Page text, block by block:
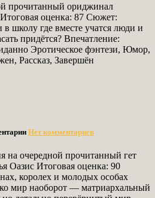
прочитанный ориджинал
оценка: 87 Сюжет:
школу где вместе учатся люди и
придётся? Впечатление:
Эротическое фэнтези, Юмор,
Рассказ, Завершён
Нет комментариев
на очередной прочитанный гет
Оазис Итоговая оценка: 90
королех и молодых особах
мир наоборот — матриархальный